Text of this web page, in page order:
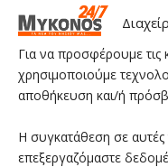
Για να προσφέρουμε τις
χρησιμοποιούμε
αποθήκευση και/ή
Η συγκατάθεση σε αυτές
επεξεργαζόμαστε